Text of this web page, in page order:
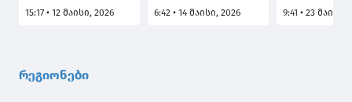
საკრებულოს
პირებთან სამუშაო
შეხვედრა
15:17 • 12 მაისი, 2026
დაჯილდოებაში
6:42 • 14 მაისი, 2026 9:41 • 23 მაისი,
რეგიონები